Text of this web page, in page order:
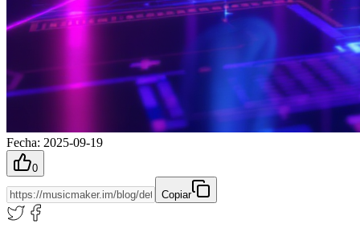
Fecha: 2025-09-19
0
Copiar